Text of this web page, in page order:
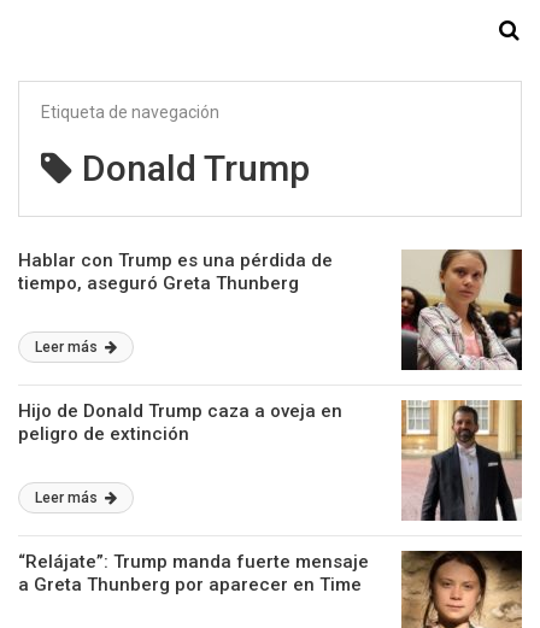
Etiqueta de navegación
Donald Trump
Hablar con Trump es una pérdida de
tiempo, aseguró Greta Thunberg
Leer más
Hijo de Donald Trump caza a oveja en
peligro de extinción
Leer más
“Relájate”: Trump manda fuerte mensaje
a Greta Thunberg por aparecer en Time